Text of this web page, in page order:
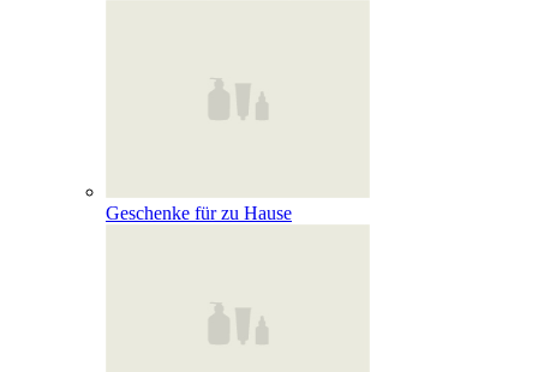
Geschenke für zu Hause